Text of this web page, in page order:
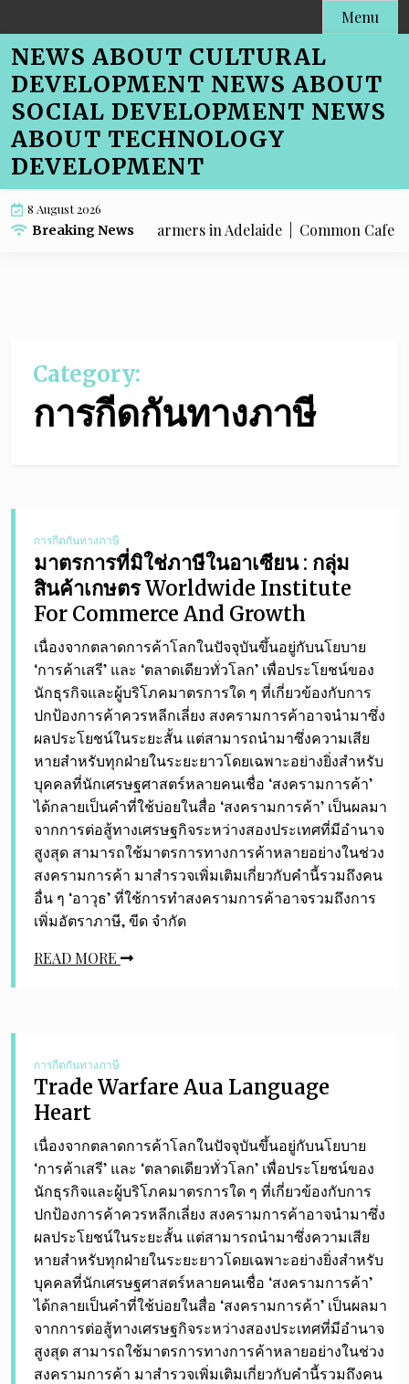
to
content
Menu
NEWS ABOUT CULTURAL
DEVELOPMENT NEWS ABOUT
SOCIAL DEVELOPMENT NEWS
ABOUT TECHNOLOGY
DEVELOPMENT
8 August 2026
Breaking News
Menu SEO for Farmers in Adelaide |Common Cafe
Category:
การกีดกันทางภาษี
การกีดกันทางภาษี
มาตรการที่มิใช่ภาษีในอาเซียน : กลุ่ม
สินค้าเกษตร Worldwide Institute
For Commerce And Growth
เนื่องจากตลาดการค้าโลกในปัจจุบันขึ้นอยู่กับนโยบาย
‘การค้าเสรี’ และ ‘ตลาดเดียวทั่วโลก’ เพื่อประโยชน์ของ
นักธุรกิจและผู้บริโภคมาตรการใด ๆ ที่เกี่ยวข้องกับการ
ปกป้องการค้าควรหลีกเลี่ยง สงครามการค้าอาจนำมาซึ่ง
ผลประโยชน์ในระยะสั้น แต่สามารถนำมาซึ่งความเสีย
หายสำหรับทุกฝ่ายในระยะยาวโดยเฉพาะอย่างยิ่งสำหรับ
บุคคลที่นักเศรษฐศาสตร์หลายคนเชื่อ ‘สงครามการค้า’
ได้กลายเป็นคำที่ใช้บ่อยในสื่อ ‘สงครามการค้า’ เป็นผลมา
จากการต่อสู้ทางเศรษฐกิจระหว่างสองประเทศที่มีอำนาจ
สูงสุด สามารถใช้มาตรการทางการค้าหลายอย่างในช่วง
สงครามการค้า มาสำรวจเพิ่มเติมเกี่ยวกับคำนี้รวมถึงคน
อื่น ๆ ‘อาวุธ’ ที่ใช้การทำสงครามการค้าอาจรวมถึงการ
เพิ่มอัตราภาษี, ขีด จำกัด
READ MORE
การกีดกันทางภาษี
Trade Warfare Aua Language
Heart
เนื่องจากตลาดการค้าโลกในปัจจุบันขึ้นอยู่กับนโยบาย
‘การค้าเสรี’ และ ‘ตลาดเดียวทั่วโลก’ เพื่อประโยชน์ของ
นักธุรกิจและผู้บริโภคมาตรการใด ๆ ที่เกี่ยวข้องกับการ
ปกป้องการค้าควรหลีกเลี่ยง สงครามการค้าอาจนำมาซึ่ง
ผลประโยชน์ในระยะสั้น แต่สามารถนำมาซึ่งความเสีย
หายสำหรับทุกฝ่ายในระยะยาวโดยเฉพาะอย่างยิ่งสำหรับ
บุคคลที่นักเศรษฐศาสตร์หลายคนเชื่อ ‘สงครามการค้า’
ได้กลายเป็นคำที่ใช้บ่อยในสื่อ ‘สงครามการค้า’ เป็นผลมา
จากการต่อสู้ทางเศรษฐกิจระหว่างสองประเทศที่มีอำนาจ
สูงสุด สามารถใช้มาตรการทางการค้าหลายอย่างในช่วง
สงครามการค้า มาสำรวจเพิ่มเติมเกี่ยวกับคำนี้รวมถึงคน